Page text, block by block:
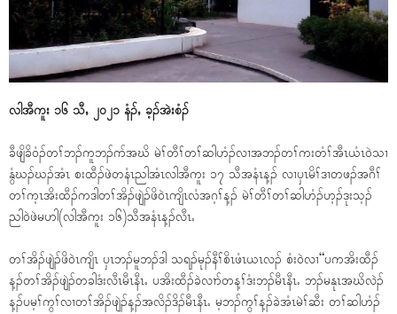
လါအီကူး ၁၆ သီႇ ၂၀၂၁ နံၣ်ႇ ခ့ၣ်အဲးစံၣ်
ခီဖျိခိ၀ံၣ်တၢ်ဘၣ်ကူဘၣ်ဂာ်အဃိ မဲၢ်တီၢ်တၢ်ဆါဟံၣ်လၢအဘၣ်တၢ်ကးတံၢ်အီၤယံၤ၀ဲသၢ
နွံဃၣ်ဃၣ်အံၤ စးထီၣ်ဖဲတနံၤညါအံၤလါအီကူး ၁၇ သီအနံၤန့ၣ် လၢၦၤမိၢ်ဒၢတဖၣ်အဂီၢ်
တၢ်က့ၤအိးထီၣ်ကဒါတၢ်အိၣ်ဖျဲၣ်ဖိ၀ဲၤကျိၤလံအဂ့ၢ်န့ၣ် မဲၢ်တီၢ်တၢ်ဆါဟံၣ်ဟ့ၣ်ဒုးသ့ၣ်
ညါ၀ဲဖဲမဟါ(လါအီကူး ၁၆)သီအနံၤန့ၣ်လီၤႉ
တၢ်အိၣ်ဖျဲၣ်ဖိ၀ဲၤကျိၤ ၦၤဘၣ်မူဘၣ်ဒါ သရၣ်မုၣ်နီၢ်စိၤဖံၤယၤလၣ် စံး၀ဲလၢ“ပကအိးထီၣ်
န့ၣ်တၢ်အိၣ်ဖျဲၣ်တခါဒံးလီၤမီၤနီၤႉ ပအိးထီၣ်ခဲလၢာ်တန့ၢ်ဒံးဘၣ်မီၤနီၤႉ ဘၣ်မနုၤအဃိလဲၣ်
န့ၣ်ပမ့ၢ်ကွၢ်လၢတၢ်အိၣ်ဖျဲၣ်န့ၣ်အလိၣ်ဒိၣ်မီၤနီၤႉ မ့ဘၣ်ကွၢ်န့ၣ်ခဲအံၤမဲၢ်ဆီး တၢ်ဆါဟံၣ်